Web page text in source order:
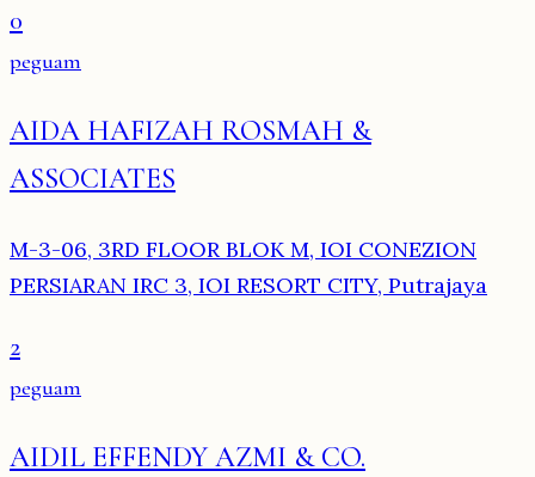
0
peguam
AIDA HAFIZAH ROSMAH &
ASSOCIATES
M-3-06, 3RD FLOOR BLOK M, IOI CONEZION
PERSIARAN IRC 3, IOI RESORT CITY, Putrajaya
2
peguam
AIDIL EFFENDY AZMI & CO.